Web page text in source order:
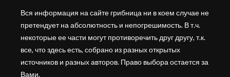
Вся информация на сайте грибница ни в коем случае не
претендует на абсолютность и непогрешимость. В т.ч.
некоторые ее части могут противоречить друг другу, т.к.
все, что здесь есть, собрано из разных открытых
источников и разных авторов. Право выбора остается за
Вами.